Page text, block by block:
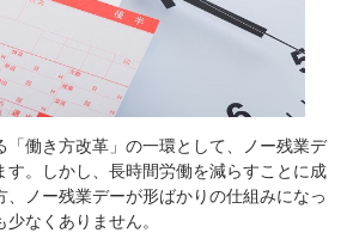
「働き方改革」の一環として、ノー残業デ
す。しかし、長時間労働を減らすことに成
、ノー残業デーが形ばかりの仕組みになっ
なくありません。